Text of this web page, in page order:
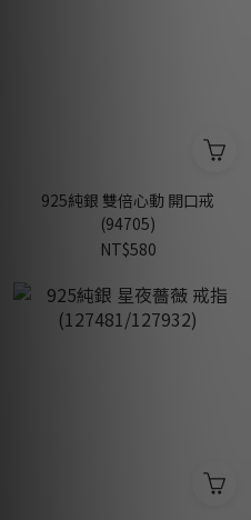
925純銀 雙倍心動 開口戒
(94705)
NT$580